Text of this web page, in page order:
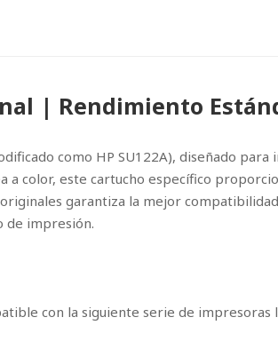
| Rendimiento
como HP SU122A), diseñado para
a color, este cartucho específico
garantiza la mejor
de impresión.
con la siguiente serie de impresoras